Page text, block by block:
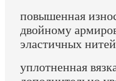
повышенная
двойному
эластичных
уплотненная